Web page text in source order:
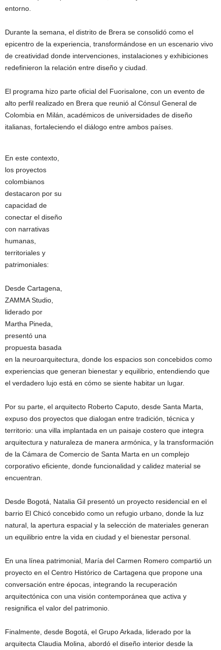
entorno.
Durante la semana, el distrito de Brera se consolidó como el
epicentro de la experiencia, transformándose en un escenario vivo
de creatividad donde intervenciones, instalaciones y exhibiciones
redefinieron la relación entre diseño y ciudad.
El programa hizo parte oficial del Fuorisalone, con un evento de
alto perfil realizado en Brera que reunió al Cónsul General de
Colombia en Milán, académicos de universidades de diseño
italianas, fortaleciendo el diálogo entre ambos países.
En este contexto,
los proyectos
colombianos
destacaron por su
capacidad de
conectar el diseño
con narrativas
humanas,
territoriales y
patrimoniales:
Desde Cartagena,
ZAMMA Studio,
liderado por
Martha Pineda,
presentó una
propuesta basada
en la neuroarquitectura, donde los espacios son concebidos como
experiencias que generan bienestar y equilibrio, entendiendo que
el verdadero lujo está en cómo se siente habitar un lugar.
Por su parte, el arquitecto Roberto Caputo, desde Santa Marta,
expuso dos proyectos que dialogan entre tradición, técnica y
territorio: una villa implantada en un paisaje costero que integra
arquitectura y naturaleza de manera armónica, y la transformación
de la Cámara de Comercio de Santa Marta en un complejo
corporativo eficiente, donde funcionalidad y calidez material se
encuentran.
Desde Bogotá, Natalia Gil presentó un proyecto residencial en el
barrio El Chicó concebido como un refugio urbano, donde la luz
natural, la apertura espacial y la selección de materiales generan
un equilibrio entre la vida en ciudad y el bienestar personal.
En una línea patrimonial, María del Carmen Romero compartió un
proyecto en el Centro Histórico de Cartagena que propone una
conversación entre épocas, integrando la recuperación
arquitectónica con una visión contemporánea que activa y
resignifica el valor del patrimonio.
Finalmente, desde Bogotá, el Grupo Arkada, liderado por la
arquitecta Claudia Molina, abordó el diseño interior desde la